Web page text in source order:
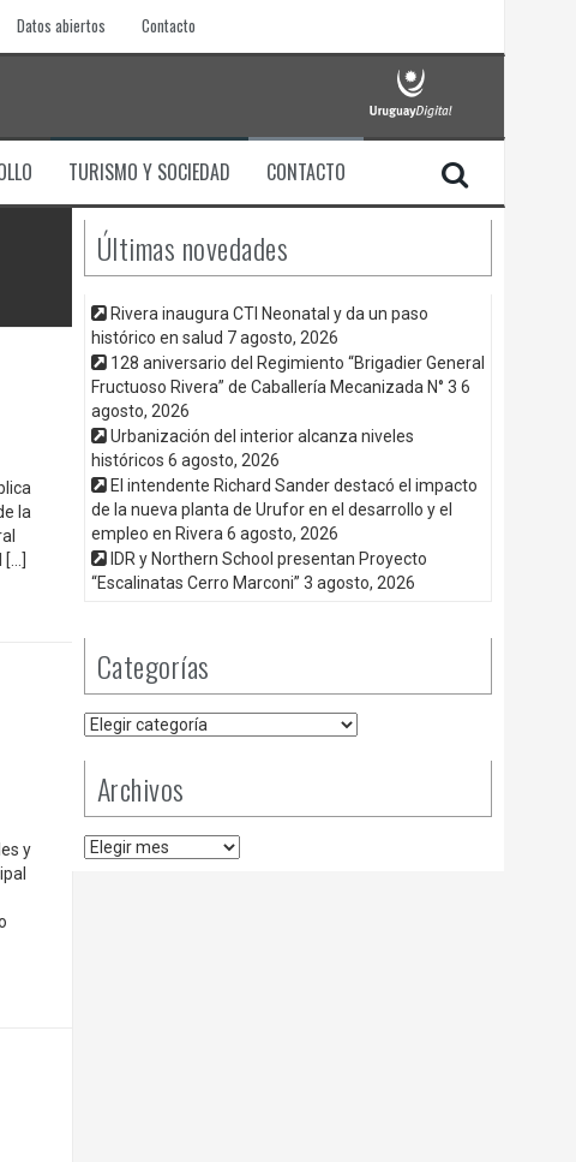
Datos abiertos Contacto
TURISMO Y SOCIEDAD CONTACTO
la
y
Últimas novedades
Rivera inaugura CTI Neonatal y da un paso
histórico en salud 7 agosto, 2026
128 aniversario del Regimiento “Brigadier General
Fructuoso Rivera” de Caballería Mecanizada N° 3 6
agosto, 2026
Urbanización del interior alcanza niveles
históricos 6 agosto, 2026
El intendente Richard Sander destacó el impacto
de la nueva planta de Urufor en el desarrollo y el
empleo en Rivera 6 agosto, 2026
IDR y Northern School presentan Proyecto
“Escalinatas Cerro Marconi” 3 agosto, 2026
Categorías
Categorías
Archivos
Archivos